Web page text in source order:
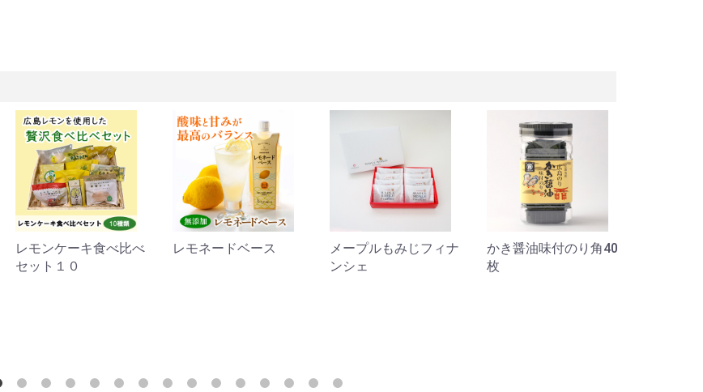
レモネードベース
メープルもみじフィナ
かき醤油味付のり角40
枚
広島県産 大粒まるご
とかきフライ